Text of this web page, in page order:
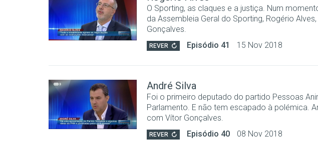
O Sporting, as claques e a justiça. Num
da Assembleia Geral do Sporting, Rogério
Gonçalves.
REVER Episódio 41 15 Nov 2018
André Silva
Foi o primeiro deputado do partido Pessoas
Parlamento. E não tem escapado à polémica.
com Vítor Gonçalves.
REVER Episódio 40 08 Nov 2018